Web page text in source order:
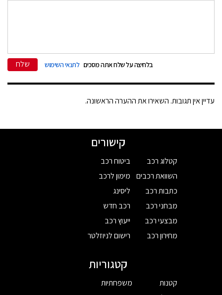
בלחיצה על שלח אתה מסכים לתנאי השימוש שלח
עדיין אין תגובות. השאירו את ההערה הראשונה.
קישורים
קטלוג רכב
השוואת רכבים
כתבות רכב
מבחני רכב
מבצעי רכב
מחירון רכב
ביטוח רכב
מימון לרכב
ליסינג
רכב חדש
ייעוץ רכב
רישום לניוזלטר
קטגוריות
קטנות
משפחתיות